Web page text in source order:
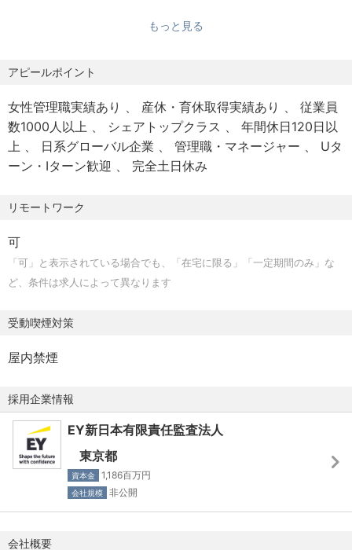
- 業界特有の慣習や規制、監査対応の観点、業務プロセス
・IT内部監査支援業務
- 企業の内部監査部門からの委託、あるいは内部監査部門
と協働で、IT専門家として企業の業務監査をサポート
5. システム監査/情報セキュリティ監査経験
歓迎スキル
・監査法人でのIT統制評価業務従事経験のある方
・システム監査技術者またはCISA(公認情報システム監査
人)の資格をお持ちの方
持ちの方
ステム構築プロジェクトのご経験をお持ちの方
・ISMAPに関するご経験、各種の規制、ガイドライン等の
知見をお持ちの方
・日本語： ネイティブまたはビジネスレベル以上
【その他応募資格】
・文書・言語によるコミュニケーションスキル及び、プレ
ゼンテーションスキルが高い方
・リーダーシップ、チームワーク、クライアント対応スキ
ルの高い方
もっと見る
アピールポイント
女性管理職実績あり 産休・育休取得実績あり
従業員
数1000人以上
シェアトップクラス
年間休日120日以
上
日系グローバル企業 管理職・マネージャー
Uタ
ーン・Iターン歓迎
完全土日休み
リモートワーク
可
「可」と表示されている場合でも、「在宅に限る」「一定期間のみ」な
ど、条件は求人によって異なります
受動喫煙対策
屋内禁煙
採用企業情報
EY新日本有限責任監査法人
東京都
資本金 1,186百万円
会社規模 非公開
会社概要